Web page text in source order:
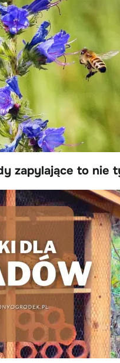
zapylające to nie